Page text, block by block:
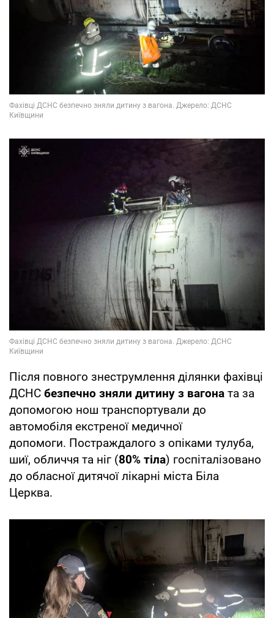
Після повного знеструмлення ділянки фахівці
ДСНС безпечно зняли дитину з вагона та за
допомогою нош транспортували до
автомобіля екстреної медичної
допомоги. Постраждалого з опіками тулуба,
шиї, обличчя та ніг (80% тіла) госпіталізовано
до обласної дитячої лікарні міста Біла
Церква.